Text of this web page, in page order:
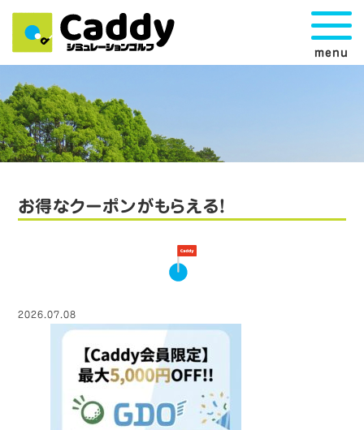
menu
お得なクーポンがもらえる！
2026.07.08